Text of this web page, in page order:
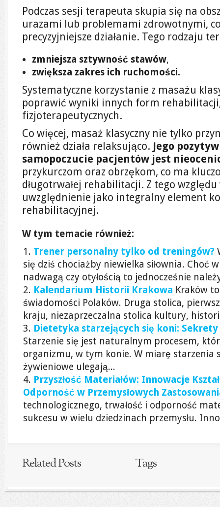
Podczas sesji terapeuta skupia się na
urazami lub problemami zdrowotnymi,
precyzyjniejsze działanie. Tego rodzaju
zmniejsza sztywność stawów,
zwiększa zakres ich ruchomości.
Systematyczne korzystanie z masażu
poprawić wyniki innych form
fizjoterapeutycznych.
Co więcej, masaż klasyczny nie tylko
również działa relaksująco. Jego
samopoczucie pacjentów jest
przykurczom oraz obrzękom, co ma
długotrwałej rehabilitacji. Z tego
uwzględnienie jako integralny element
rehabilitacyjnej.
W tym temacie również:
Trener personalny tylko od treningów?
się dziś chociażby niewielka siłownia. Choć
nadwagą czy otyłością to jednocześnie
Kalendarium Historii Krakowa Kraków
świadomości Polaków. Druga stolica,
kraju, niezaprzeczalna stolica kultury,
Dietetyka starzejących się koni:
Starzenie się jest naturalnym procesem,
organizmu, w tym konie. W miarę starzenia
żywieniowe ulegają...
Przyszłość Materiałów: Innowacje
Odporność w Przemysłowych
technologicznego, trwałość i odporność
sukcesu w wielu dziedzinach przemysłu.
Related Posts Tags